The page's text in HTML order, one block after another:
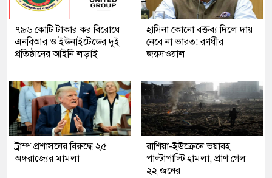
৭৯৬ কোটি টাকার কর বিরোধে
এনবিআর ও ইউনাইটেডের দুই
প্রতিষ্ঠানের আইনি লড়াই
হাসিনা কোনো বক্তব্য দিলে দায়
নেবে না ভারত: রণধীর
জয়সওয়াল
ট্রাম্প প্রশাসনের বিরুদ্ধে ২৫
অঙ্গরাজ্যের মামলা
রাশিয়া-ইউক্রেনে ভয়াবহ
পাল্টাপাল্টি হামলা, প্রাণ গেল
২২ জনের